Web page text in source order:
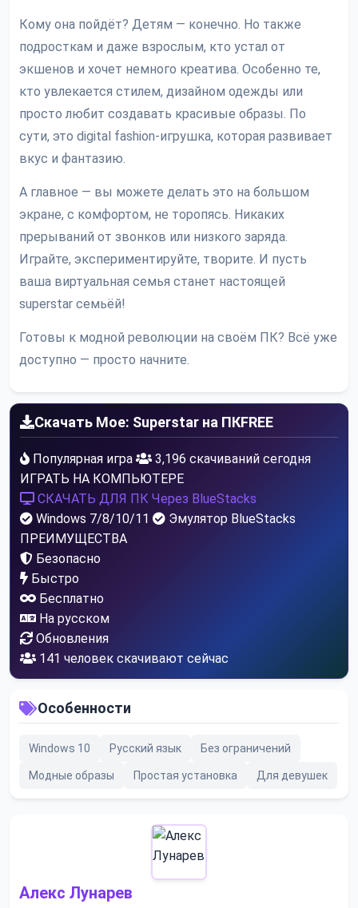
Кому она пойдёт? Детям — конечно. Но также
подросткам и даже взрослым, кто устал от
экшенов и хочет немного креатива. Особенно те,
кто увлекается стилем, дизайном одежды или
просто любит создавать красивые образы. По
сути, это digital fashion-игрушка, которая развивает
вкус и фантазию.
А главное — вы можете делать это на большом
экране, с комфортом, не торопясь. Никаких
прерываний от звонков или низкого заряда.
Играйте, экспериментируйте, творите. И пусть
ваша виртуальная семья станет настоящей
superstar семьёй!
Готовы к модной революции на своём ПК? Всё уже
доступно — просто начните.
Скачать Moe: Superstar на ПКFREE
Популярная игра
3,196 скачиваний сегодня
ИГРАТЬ НА КОМПЬЮТЕРЕ
СКАЧАТЬ ДЛЯ ПК Через BlueStacks
Windows 7/8/10/11
Эмулятор BlueStacks
ПРЕИМУЩЕСТВА
Безопасно
Быстро
Бесплатно
На русском
Обновления
141 человек скачивают сейчас
Особенности
Windows 10 Русский язык Без ограничений
Модные образы Простая установка Для девушек
Алекс Лунарев